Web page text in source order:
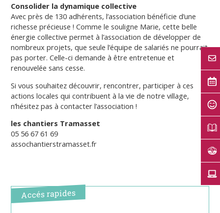
Consolider la dynamique collective
Avec près de 130 adhérents, l’association bénéficie d’une
richesse précieuse ! Comme le souligne Marie, cette belle
énergie collective permet à l’association de développer de
nombreux projets, que seule l’équipe de salariés ne pourrait
pas porter. Celle-ci demande à être entretenue et
renouvelée sans cesse.
Si vous souhaitez découvrir, rencontrer, participer à ces
actions locales qui contribuent à la vie de notre village,
n’hésitez pas à contacter l’association !
les chantiers Tramasset
05 56 67 61 69
assochantierstramasset.fr
Accés rapides